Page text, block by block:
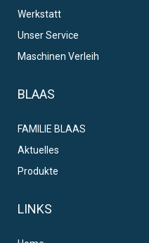
Werkstatt
Unser Service
Maschinen Verleih
BLAAS
FAMILIE BLAAS
Aktuelles
Produkte
LINKS